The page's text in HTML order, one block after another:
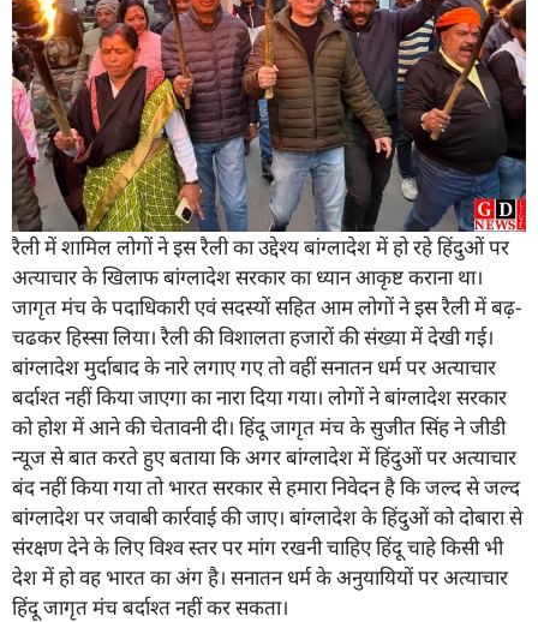
रैली में शामिल लोगों ने इस रैली का उद्देश्य बांग्लादेश में हो रहे हिंदुओं पर
अत्याचार के खिलाफ बांग्लादेश सरकार का ध्यान आकृष्ट कराना था।
जागृत मंच के पदाधिकारी एवं सदस्यों सहित आम लोगों ने इस रैली में बढ़-
चढकर हिस्सा लिया। रैली की विशालता हजारों की संख्या में देखी गई।
बांग्लादेश मुर्दाबाद के नारे लगाए गए तो वहीं सनातन धर्म पर अत्याचार
बर्दाश्त नहीं किया जाएगा का नारा दिया गया। लोगों ने बांग्लादेश सरकार
को होश में आने की चेतावनी दी। हिंदू जागृत मंच के सुजीत सिंह ने जीडी
न्यूज से बात करते हुए बताया कि अगर बांग्लादेश में हिंदुओं पर अत्याचार
बंद नहीं किया गया तो भारत सरकार से हमारा निवेदन है कि जल्द से जल्द
बांग्लादेश पर जवाबी कार्रवाई की जाए। बांग्लादेश के हिंदुओं को दोबारा से
संरक्षण देने के लिए विश्व स्तर पर मांग रखनी चाहिए हिंदू चाहे किसी भी
देश में हो वह भारत का अंग है। सनातन धर्म के अनुयायियों पर अत्याचार
हिंदू जागृत मंच बर्दाश्त नहीं कर सकता।